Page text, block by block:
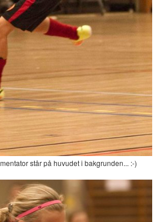
står på huvudet i bakgrunden... :-)